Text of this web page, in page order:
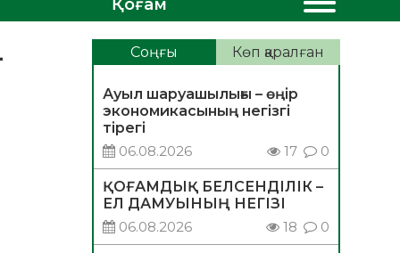
Қоғам
Соңғы Көп қаралған
Ауыл шаруашылығы – өңір
экономикасының негізгі
тірегі
06.08.2026
17 0
ҚОҒАМДЫҚ БЕЛСЕНДІЛІК –
ЕЛ ДАМУЫНЫҢ НЕГІЗІ
06.08.2026
18 0